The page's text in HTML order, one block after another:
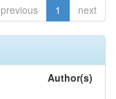
previous 1 next
Author(s)